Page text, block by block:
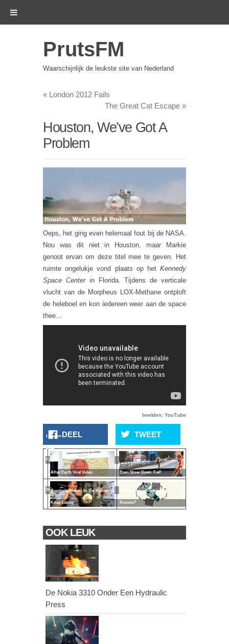
PrutsFM
Waarschijnlijk de leukste site van Nederland
« London 2012 Fails
The Great Cat Escape »
Houston, We’ve Got A
Problem
Oeps, het ging even helemaal fout bij de NASA.
Nou was dit niet in Houston, maar Markie
genoot ervan om deze titel mee te geven. Het
ruimte ongelukje vond plaats op het Kennedy
Space Centerin Florida. Tijdens de verticale
vlucht van de Morpheus LOX-Methane ontploft
de heleboel en kon iedereen weer aan de space
thee…
beelden: YouTube
DEEL TWEET
London
2012
Fails
After Earth Viral Video Even Stoer Doen. Fail!
Sterrenbeelden
Burrito's Maken In De Ruimte Is
Knap Lastig
Werkt Een Boomerang In De
Ruimte?
OOK LEUK
De Nokia 3310 Onder Een Hydraulic
Press